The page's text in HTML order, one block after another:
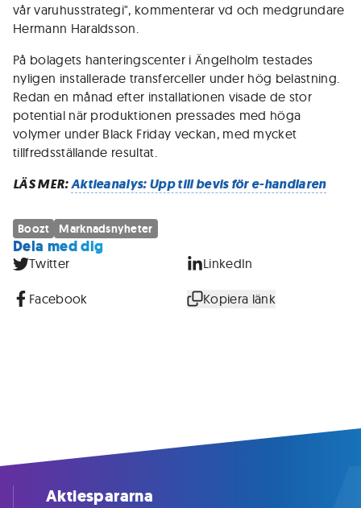
vår varuhusstrategi", kommenterar vd och medgrundare
Hermann Haraldsson.
På bolagets hanteringscenter i Ängelholm testades
nyligen installerade transferceller under hög belastning.
Redan en månad efter installationen visade de stor
potential när produktionen pressades med höga
volymer under Black Friday veckan, med mycket
tillfredsställande resultat.
LÄS MER:Aktieanalys: Upp till bevis för e-handlaren
Boozt Marknadsnyheter
Dela med dig
Twitter LinkedIn
Facebook Kopiera länk
Aktiespararna